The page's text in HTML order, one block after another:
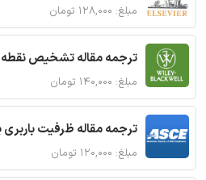
مبلغ: ۱۲۸,۰۰۰ تومان
ترجمه مقاله تشخیص نقطه
مبلغ: ۱۴۰,۰۰۰ تومان
ترجمه مقاله ظرفیت
مبلغ: ۱۲۰,۰۰۰ تومان